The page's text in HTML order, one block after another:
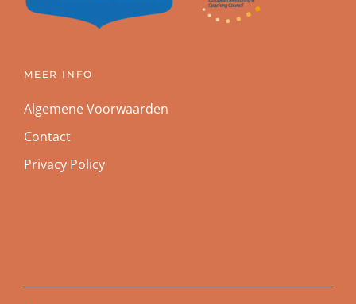
MEER INFO
Algemene Voorwaarden
Contact
Privacy Policy